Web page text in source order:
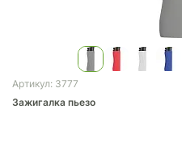
Артикул: 3777
Зажигалка пьезо